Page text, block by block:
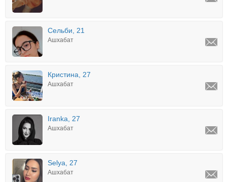
Сельби, 21
Ашхабат
Кристина, 27
Ашхабат
Iranka, 27
Ашхабат
Selya, 27
Ашхабат